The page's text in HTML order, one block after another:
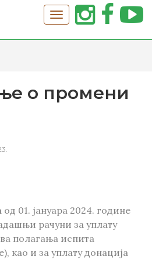
о промени
01. јануара 2024. године
рачуни за уплату
полагања испита
као и за уплату донација